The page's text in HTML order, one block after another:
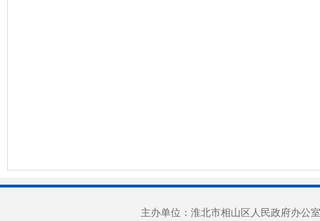
主办单位：淮北市相山区人民政府办